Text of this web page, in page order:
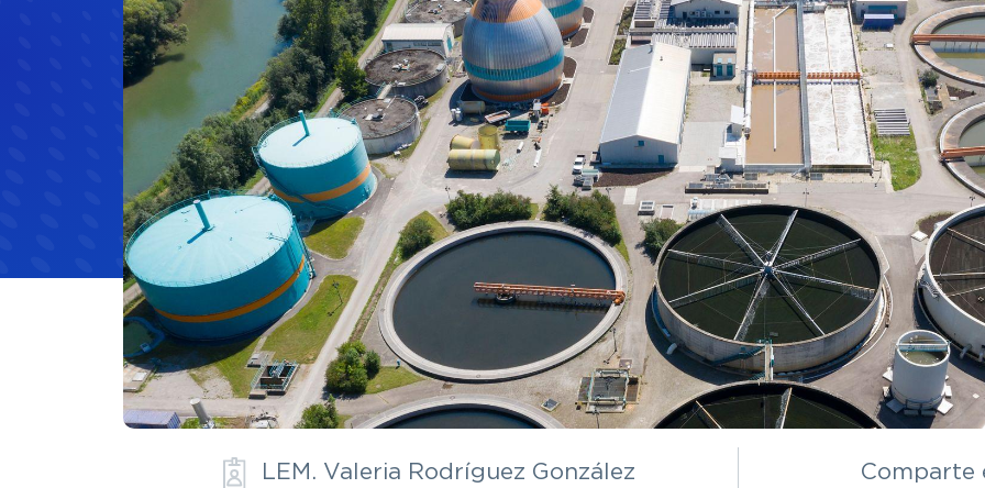
Materias Primas
Materias Primas Eléctrica y electrónica Textil
Hule y caucho Hospitales Polímeros
LEM. Valeria Rodríguez González Comparte